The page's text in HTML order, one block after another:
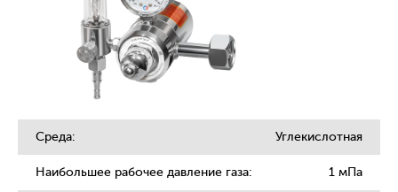
Среда: Углекислотная
Наибольшее рабочее давление газа: 1 мПа